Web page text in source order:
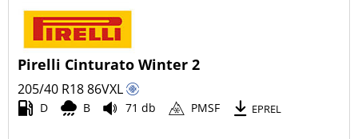
Pirelli Cinturato Winter 2
205/40 R1886VXL
D B 71 db PMSF EPREL